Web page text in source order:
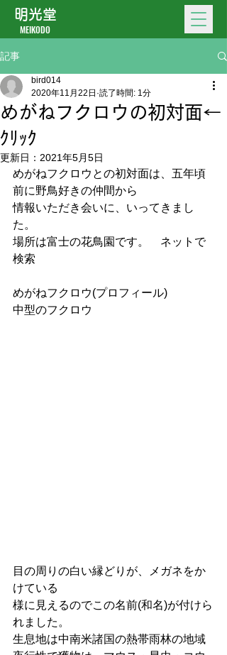
明光堂
MEIKODO
記事
めがねフクロウの初対面←
ｸﾘｯｸ
bird014
2020年11月22日 読了時間: 1分
更新日： 2021年5月5日
めがねフクロウとの初対面は、五年頃
前に野鳥好きの仲間から
情報いただき会いに、いってきまし
た。
場所は富士の花鳥園です。　ネットで
検索
めがねフクロウ(プロフィール)
中型のフクロウ
目の周りの白い縁どりが、メガネをか
けている
様に見えるのでこの名前(和名)が付けら
れました。
生息地は中南米諸国の熱帯雨林の地域